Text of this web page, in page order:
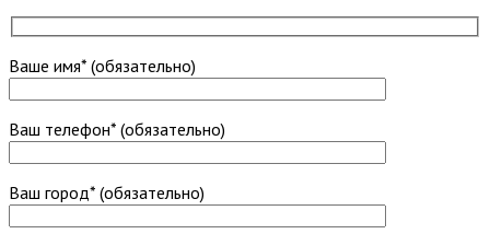
Ваше имя* (обязательно)
Ваш телефон* (обязательно)
Ваш город* (обязательно)